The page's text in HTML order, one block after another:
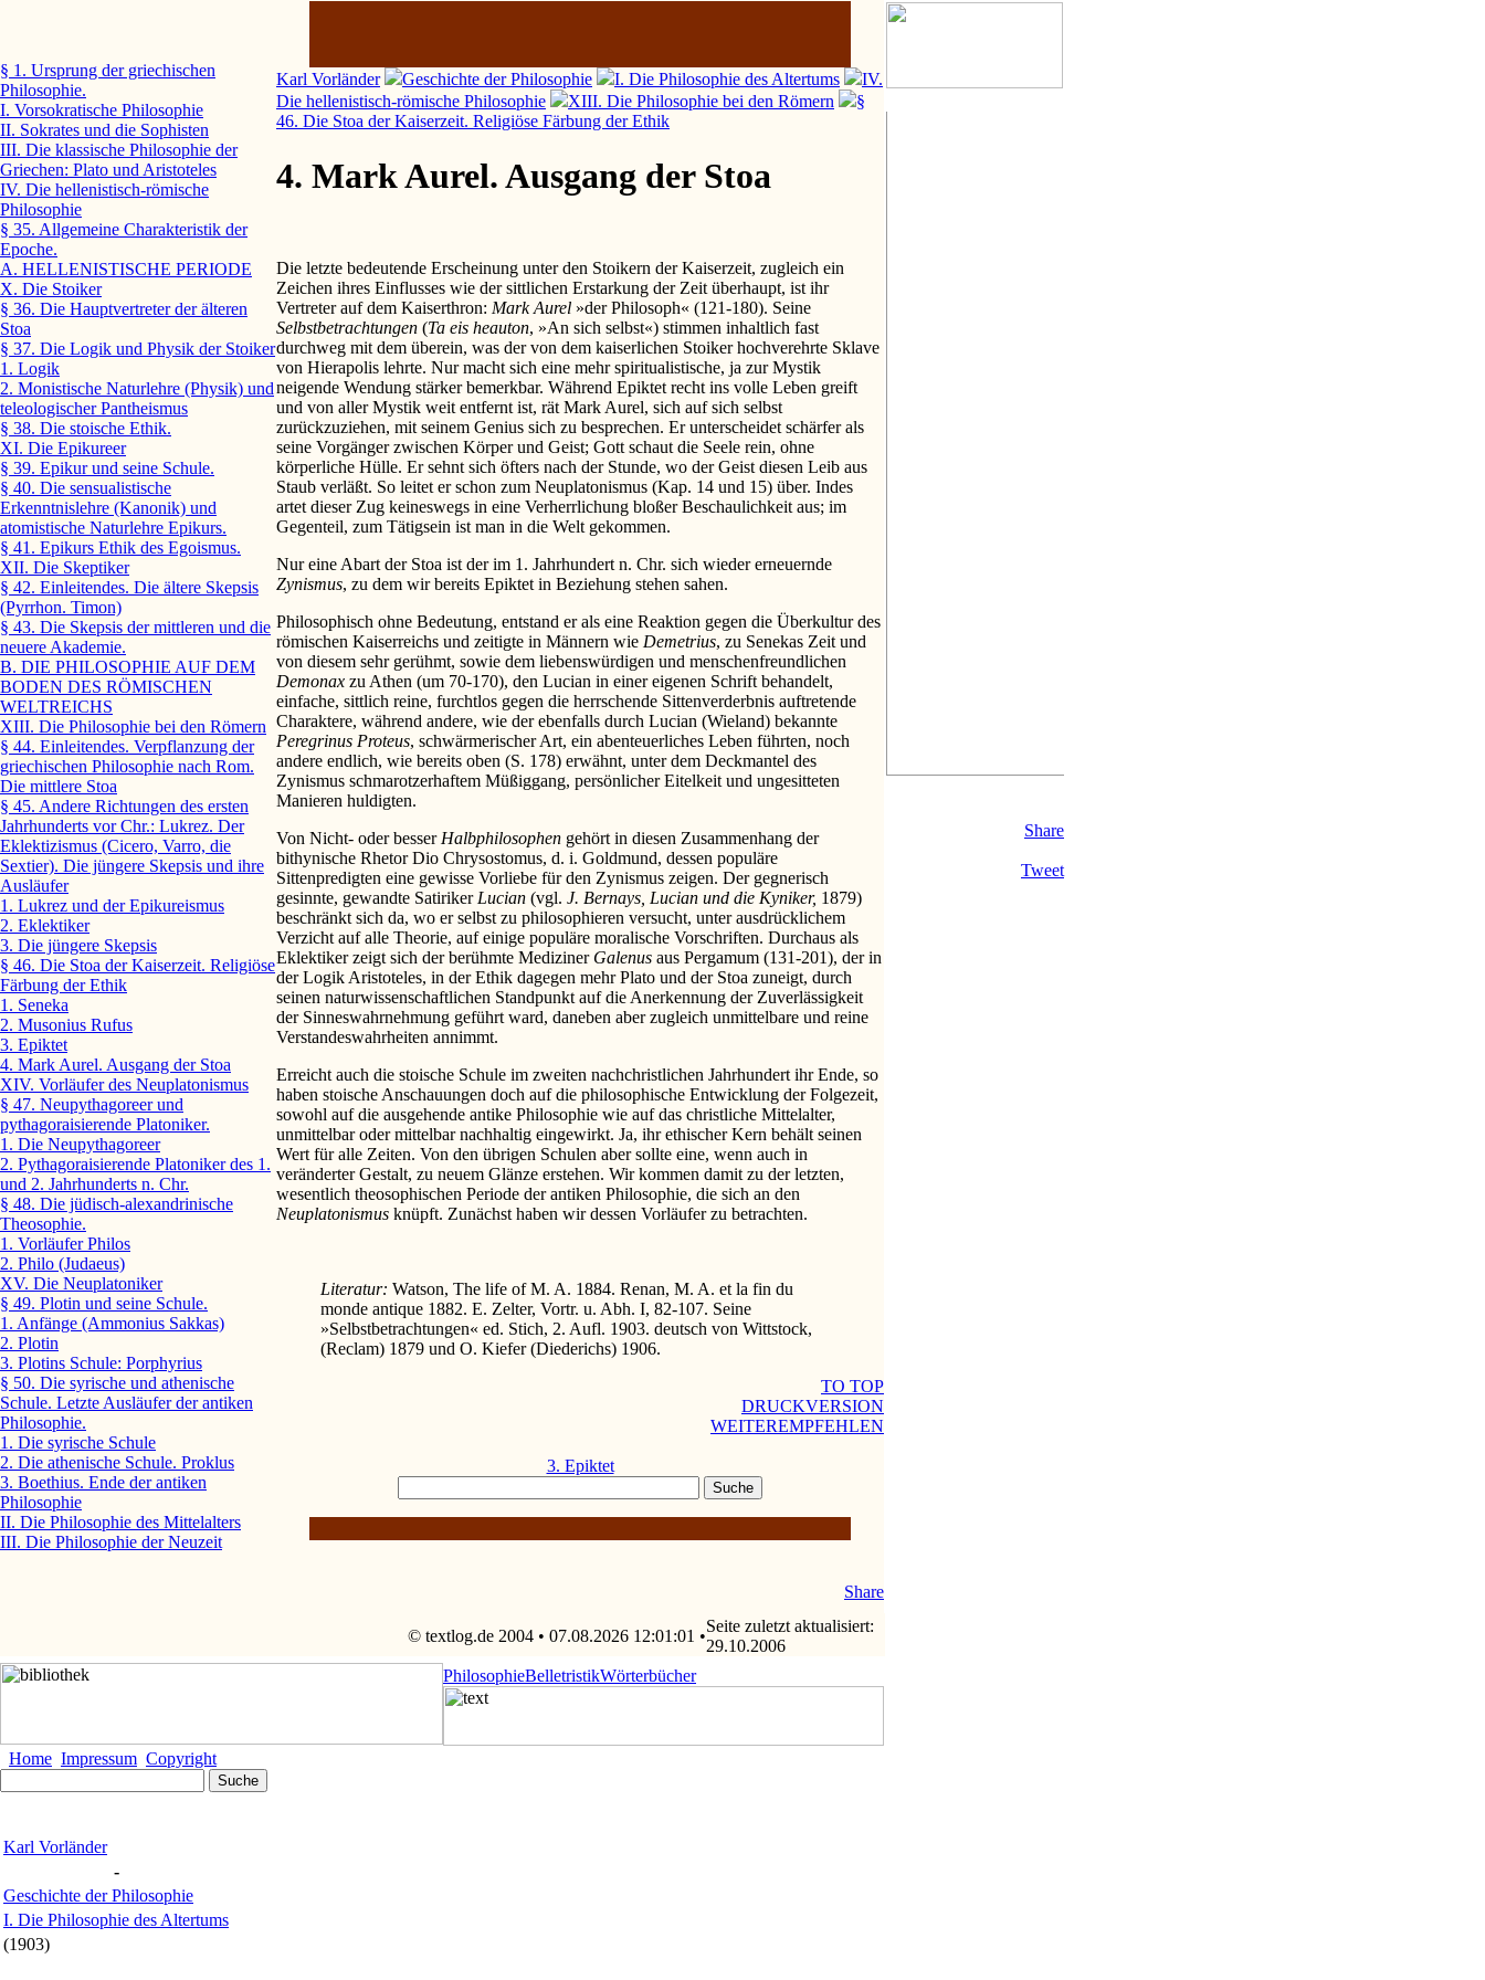
Share
Tweet
Karl Vorländer Geschichte der Philosophie I. Die Philosophie des Altertums
IV.
Die hellenistisch-römische Philosophie
XIII. Die Philosophie bei den Römern
§
46. Die Stoa der Kaiserzeit. Religiöse Färbung der Ethik
4. Mark Aurel. Ausgang der Stoa
Die letzte bedeutende Erscheinung unter den Stoikern der Kaiserzeit, zugleich ein
Zeichen ihres Einflusses wie der sittlichen Erstarkung der Zeit überhaupt, ist ihr
Vertreter auf dem Kaiserthron: Mark Aurel »der Philosoph« (121-180). Seine
Selbstbetrachtungen (Ta eis heauton, »An sich selbst«) stimmen inhaltlich fast
durchweg mit dem überein, was der von dem kaiserlichen Stoiker hochverehrte Sklave
von Hierapolis lehrte. Nur macht sich eine mehr spiritualistische, ja zur Mystik
neigende Wendung stärker bemerkbar. Während Epiktet recht ins volle Leben greift
und von aller Mystik weit entfernt ist, rät Mark Aurel, sich auf sich selbst
zurückzuziehen, mit seinem Genius sich zu besprechen. Er unterscheidet schärfer als
seine Vorgänger zwischen Körper und Geist; Gott schaut die Seele rein, ohne
körperliche Hülle. Er sehnt sich öfters nach der Stunde, wo der Geist diesen Leib aus
Staub verläßt. So leitet er schon zum Neuplatonismus (Kap. 14 und 15) über. Indes
artet dieser Zug keineswegs in eine Verherrlichung bloßer Beschaulichkeit aus; im
Gegenteil, zum Tätigsein ist man in die Welt gekommen.
Nur eine Abart der Stoa ist der im 1. Jahrhundert n. Chr. sich wieder erneuernde
Zynismus, zu dem wir bereits Epiktet in Beziehung stehen sahen.
Philosophisch ohne Bedeutung, entstand er als eine Reaktion gegen die Überkultur des
römischen Kaiserreichs und zeitigte in Männern wie Demetrius, zu Senekas Zeit und
von diesem sehr gerühmt, sowie dem liebenswürdigen und menschenfreundlichen
Demonax zu Athen (um 70-170), den Lucian in einer eigenen Schrift behandelt,
einfache, sittlich reine, furchtlos gegen die herrschende Sittenverderbnis auftretende
Charaktere, während andere, wie der ebenfalls durch Lucian (Wieland) bekannte
Peregrinus Proteus, schwärmerischer Art, ein abenteuerliches Leben führten, noch
andere endlich, wie bereits oben (S. 178) erwähnt, unter dem Deckmantel des
Zynismus schmarotzerhaftem Müßiggang, persönlicher Eitelkeit und ungesitteten
Manieren huldigten.
Von Nicht- oder besser Halbphilosophen gehört in diesen Zusammenhang der
bithynische Rhetor Dio Chrysostomus, d. i. Goldmund, dessen populäre
Sittenpredigten eine gewisse Vorliebe für den Zynismus zeigen. Der gegnerisch
gesinnte, gewandte Satiriker Lucian (vgl. J. Bernays, Lucian und die Kyniker, 1879)
beschränkt sich da, wo er selbst zu philosophieren versucht, unter ausdrücklichem
Verzicht auf alle Theorie, auf einige populäre moralische Vorschriften. Durchaus als
Eklektiker zeigt sich der berühmte Mediziner Galenus aus Pergamum (131-201), der in
der Logik Aristoteles, in der Ethik dagegen mehr Plato und der Stoa zuneigt, durch
seinen naturwissenschaftlichen Standpunkt auf die Anerkennung der Zuverlässigkeit
der Sinneswahrnehmung geführt ward, daneben aber zugleich unmittelbare und reine
Verstandeswahrheiten annimmt.
Erreicht auch die stoische Schule im zweiten nachchristlichen Jahrhundert ihr Ende, so
haben stoische Anschauungen doch auf die philosophische Entwicklung der Folgezeit,
sowohl auf die ausgehende antike Philosophie wie auf das christliche Mittelalter,
unmittelbar oder mittelbar nachhaltig eingewirkt. Ja, ihr ethischer Kern behält seinen
Wert für alle Zeiten. Von den übrigen Schulen aber sollte eine, wenn auch in
veränderter Gestalt, zu neuem Glänze erstehen. Wir kommen damit zu der letzten,
wesentlich theosophischen Periode der antiken Philosophie, die sich an den
Neuplatonismus knüpft. Zunächst haben wir dessen Vorläufer zu betrachten.
Literatur: Watson, The life of M. A. 1884. Renan, M. A. et la fin du
monde antique 1882. E. Zelter, Vortr. u. Abh. I, 82-107. Seine
»Selbstbetrachtungen« ed. Stich, 2. Aufl. 1903. deutsch von Wittstock,
(Reclam) 1879 und O. Kiefer (Diederichs) 1906.
TO TOP
DRUCKVERSION
WEITEREMPFEHLEN
3. Epiktet
Share
§ 1. Ursprung der griechischen
Philosophie.
I. Vorsokratische Philosophie
II. Sokrates und die Sophisten
III. Die klassische Philosophie der
Griechen: Plato und Aristoteles
IV. Die hellenistisch-römische
Philosophie
§ 35. Allgemeine Charakteristik der
Epoche.
A. HELLENISTISCHE PERIODE
X. Die Stoiker
§ 36. Die Hauptvertreter der älteren
Stoa
§ 37. Die Logik und Physik der Stoiker
1. Logik
2. Monistische Naturlehre (Physik) und
teleologischer Pantheismus
§ 38. Die stoische Ethik.
XI. Die Epikureer
§ 39. Epikur und seine Schule.
§ 40. Die sensualistische
Erkenntnislehre (Kanonik) und
atomistische Naturlehre Epikurs.
§ 41. Epikurs Ethik des Egoismus.
XII. Die Skeptiker
§ 42. Einleitendes. Die ältere Skepsis
(Pyrrhon. Timon)
§ 43. Die Skepsis der mittleren und die
neuere Akademie.
B. DIE PHILOSOPHIE AUF DEM
BODEN DES RÖMISCHEN
WELTREICHS
XIII. Die Philosophie bei den Römern
§ 44. Einleitendes. Verpflanzung der
griechischen Philosophie nach Rom.
Die mittlere Stoa
§ 45. Andere Richtungen des ersten
Jahrhunderts vor Chr.: Lukrez. Der
Eklektizismus (Cicero, Varro, die
Sextier). Die jüngere Skepsis und ihre
Ausläufer
1. Lukrez und der Epikureismus
2. Eklektiker
3. Die jüngere Skepsis
§ 46. Die Stoa der Kaiserzeit. Religiöse
Färbung der Ethik
1. Seneka
2. Musonius Rufus
3. Epiktet
4. Mark Aurel. Ausgang der Stoa
XIV. Vorläufer des Neuplatonismus
§ 47. Neupythagoreer und
pythagoraisierende Platoniker.
1. Die Neupythagoreer
2. Pythagoraisierende Platoniker des 1.
und 2. Jahrhunderts n. Chr.
§ 48. Die jüdisch-alexandrinische
Theosophie.
1. Vorläufer Philos
2. Philo (Judaeus)
XV. Die Neuplatoniker
§ 49. Plotin und seine Schule.
1. Anfänge (Ammonius Sakkas)
2. Plotin
3. Plotins Schule: Porphyrius
§ 50. Die syrische und athenische
Schule. Letzte Ausläufer der antiken
Philosophie.
1. Die syrische Schule
2. Die athenische Schule. Proklus
3. Boethius. Ende der antiken
Philosophie
II. Die Philosophie des Mittelalters
III. Die Philosophie der Neuzeit
© textlog.de 2004 • 07.08.2026 12:01:01 •
Seite zuletzt aktualisiert:
29.10.2006
PhilosophieBelletristikWörterbücher
Home Impressum Copyright
Karl Vorländer
-
Geschichte der Philosophie
I. Die Philosophie des Altertums
(1903)